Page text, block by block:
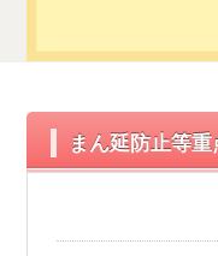
まん延防止等